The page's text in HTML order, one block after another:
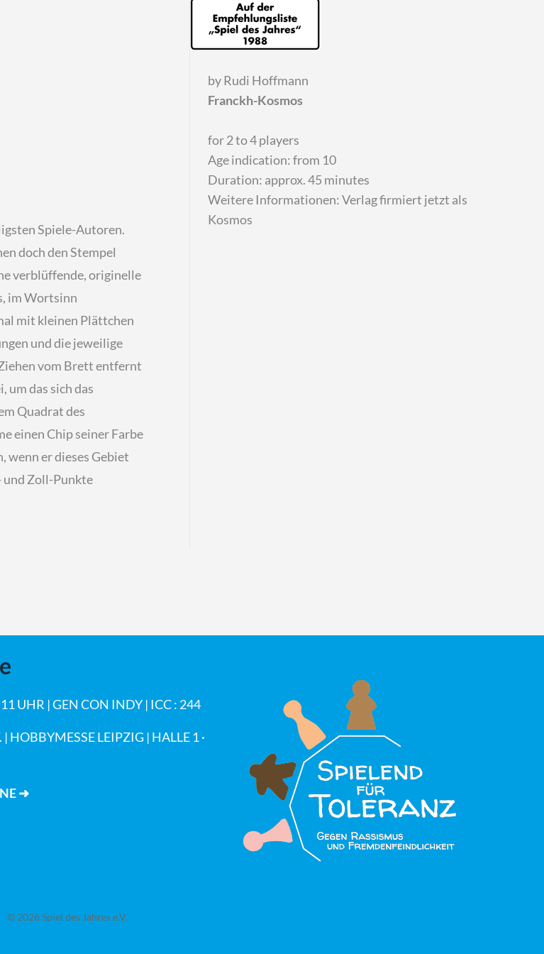
Spiele-Autoren.
doch den Stempel
verblüffende, originelle
im Wortsinn
mit kleinen Plättchen
und die jeweilige
vom Brett entfernt
um das sich das
Quadrat des
einen Chip seiner Farbe
wenn er dieses Gebiet
und Zoll-Punkte
by Rudi Hoffmann
Franckh-Kosmos
for 2 to 4 players
Age indication: from 10
Duration: approx. 45 minutes
Weitere Informationen:Verlag firmiert jetzt als
Kosmos
11 UHR | GEN CON INDY | ICC : 244
| HOBBYMESSE LEIPZIG | HALLE 1 ·
➜
© 2026 Spiel des Jahres e.V.